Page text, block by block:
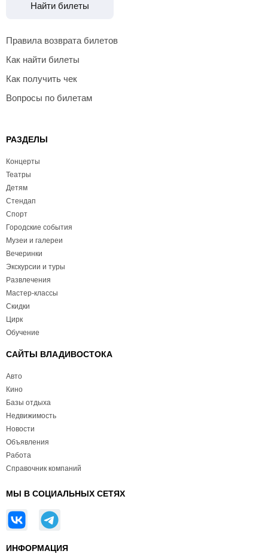
Найти билеты
Правила возврата билетов
Как найти билеты
Как получить чек
Вопросы по билетам
РАЗДЕЛЫ
Концерты
Театры
Детям
Стендап
Спорт
Городские события
Музеи и галереи
Вечеринки
Экскурсии и туры
Развлечения
Мастер-классы
Скидки
Цирк
Обучение
САЙТЫ ВЛАДИВОСТОКА
Авто
Кино
Базы отдыха
Недвижимость
Новости
Объявления
Работа
Справочник компаний
МЫ В СОЦИАЛЬНЫХ СЕТЯХ
ИНФОРМАЦИЯ